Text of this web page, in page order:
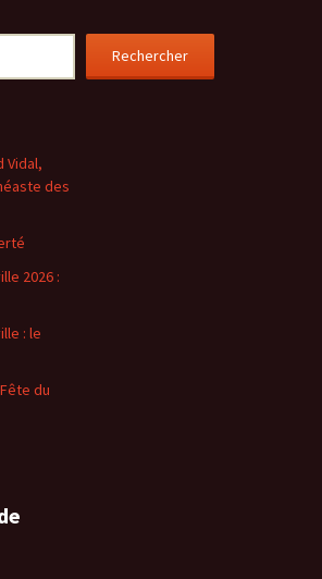
Rechercher
Vidal,
des
2026 :
: le
du